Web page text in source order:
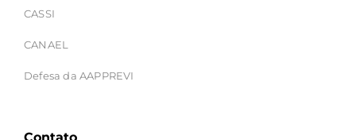
CASSI
CANAEL
Defesa da AAPPREVI